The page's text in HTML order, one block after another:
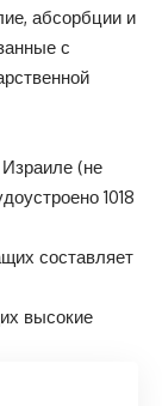
абсорбции и
с
(не
1018
составляет
высокие